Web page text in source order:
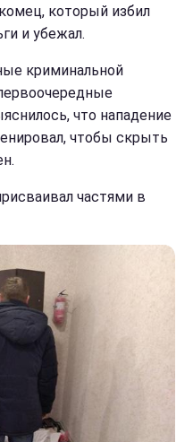
который избил
и убежал.
криминальной
что нападение
чтобы скрыть
частями в